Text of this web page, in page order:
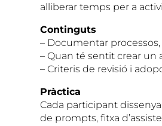
alliberar temps per a
Continguts
– Documentar
– Quan té sentit crear un
– Criteris de revisió i
Pràctica
Cada participant
de prompts, fitxa